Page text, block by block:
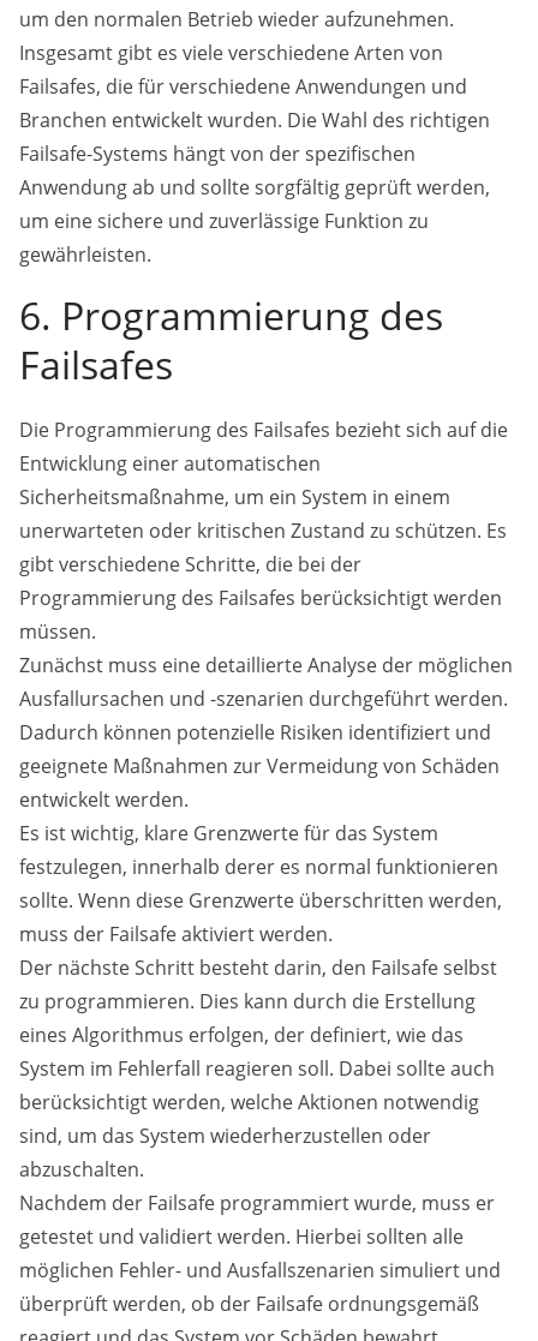
um den normalen Betrieb wieder aufzunehmen.
Insgesamt gibt es viele verschiedene Arten von
Failsafes, die für verschiedene Anwendungen und
Branchen entwickelt wurden. Die Wahl des richtigen
Failsafe-Systems hängt von der spezifischen
Anwendung ab und sollte sorgfältig geprüft werden,
um eine sichere und zuverlässige Funktion zu
gewährleisten.
6. Programmierung des
Failsafes
Die Programmierung des Failsafes bezieht sich auf die
Entwicklung einer automatischen
Sicherheitsmaßnahme, um ein System in einem
unerwarteten oder kritischen Zustand zu schützen. Es
gibt verschiedene Schritte, die bei der
Programmierung des Failsafes berücksichtigt werden
müssen.
Zunächst muss eine detaillierte Analyse der möglichen
Ausfallursachen und -szenarien durchgeführt werden.
Dadurch können potenzielle Risiken identifiziert und
geeignete Maßnahmen zur Vermeidung von Schäden
entwickelt werden.
Es ist wichtig, klare Grenzwerte für das System
festzulegen, innerhalb derer es normal funktionieren
sollte. Wenn diese Grenzwerte überschritten werden,
muss der Failsafe aktiviert werden.
Der nächste Schritt besteht darin, den Failsafe selbst
zu programmieren. Dies kann durch die Erstellung
eines Algorithmus erfolgen, der definiert, wie das
System im Fehlerfall reagieren soll. Dabei sollte auch
berücksichtigt werden, welche Aktionen notwendig
sind, um das System wiederherzustellen oder
abzuschalten.
Nachdem der Failsafe programmiert wurde, muss er
getestet und validiert werden. Hierbei sollten alle
möglichen Fehler- und Ausfallszenarien simuliert und
überprüft werden, ob der Failsafe ordnungsgemäß